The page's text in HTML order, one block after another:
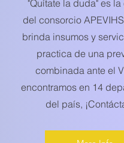
"Quítate la duda" es
del consorcio
brinda insumos y
practica de una
combinada ante el
encontramos en 14
del país,